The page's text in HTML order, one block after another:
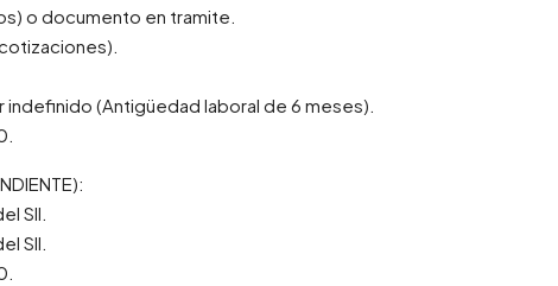
o documento en tramite.
(Antigüedad laboral de 6 meses).
SII.
SII.